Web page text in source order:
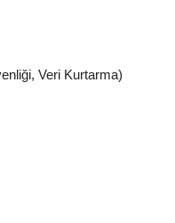
Veri Kurtarma)